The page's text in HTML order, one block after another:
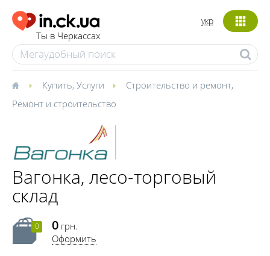
Ты в Черкассах
укр
Купить, Услуги Строительство и ремонт,
Ремонт и строительство
Вагонка, лесо-торговый
склад
0 0 грн.
Оформить